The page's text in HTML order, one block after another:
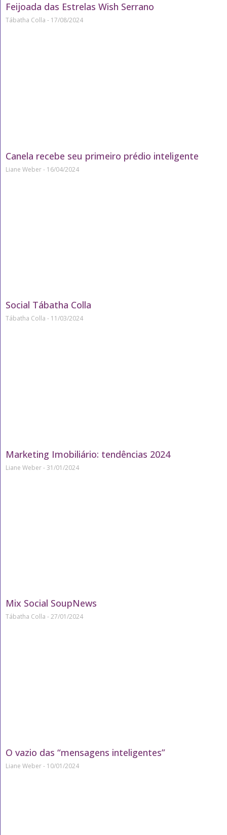
Feijoada das Estrelas Wish Serrano
Tábatha Colla 17/08/2024
Canela recebe seu primeiro prédio inteligente
Liane Weber 16/04/2024
Social Tábatha Colla
Tábatha Colla 11/03/2024
Marketing Imobiliário: tendências 2024
Liane Weber 31/01/2024
Mix Social SoupNews
Tábatha Colla 27/01/2024
O vazio das “mensagens inteligentes”
Liane Weber 10/01/2024